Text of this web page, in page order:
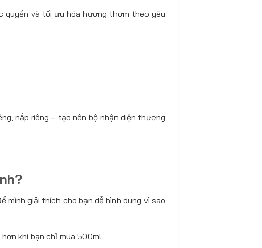
và tối ưu hóa hương thơm theo yêu
nắp riêng – tạo nên bộ nhận diện thương
mình giải thích cho bạn dễ hình dung vì sao
khi bạn chỉ mua 500ml.